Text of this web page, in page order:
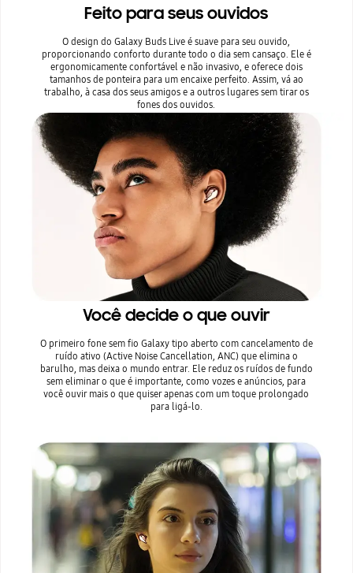
Feito para seus ouvidos
O design do Galaxy Buds Live é suave para seu ouvido,
proporcionando conforto durante todo o dia sem cansaço. Ele é
ergonomicamente confortável e não invasivo, e oferece dois
tamanhos de ponteira para um encaixe perfeito. Assim, vá ao
trabalho, à casa dos seus amigos e a outros lugares sem tirar os
fones dos ouvidos.
Você decide o que ouvir
O primeiro fone sem fio Galaxy tipo aberto com cancelamento de
ruído ativo (Active Noise Cancellation, ANC) que elimina o
barulho, mas deixa o mundo entrar. Ele reduz os ruídos de fundo
sem eliminar o que é importante, como vozes e anúncios, para
você ouvir mais o que quiser apenas com um toque prolongado
para ligá-lo.